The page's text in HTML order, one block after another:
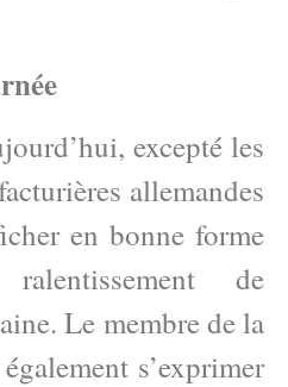
excepté les
allemandes
en bonne forme
de
Le membre de la
s’exprimer